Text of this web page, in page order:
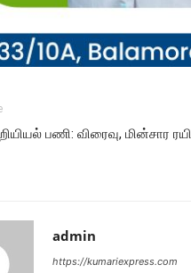
பணி: விரைவு, மின்சார
admin
https://kumariexpress.com